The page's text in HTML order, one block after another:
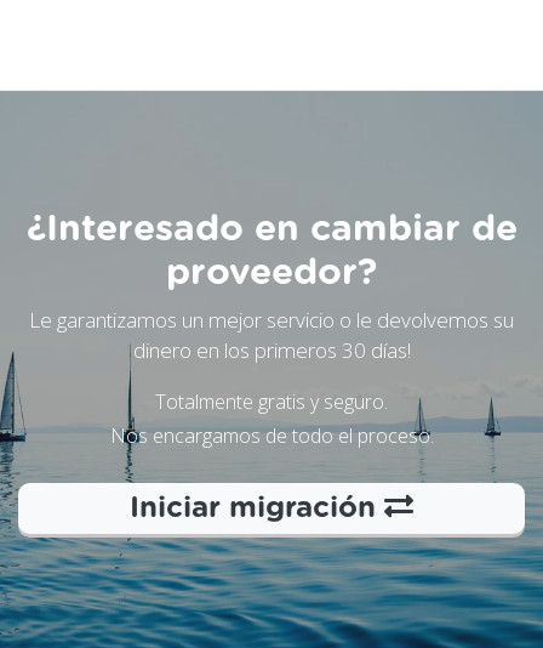
¿Interesado en cambiar de
proveedor?
Le garantizamos un mejor servicio o le devolvemos su
dinero en los primeros 30 días!
Totalmente gratis y seguro.
Nos encargamos de todo el proceso.
Iniciar migración